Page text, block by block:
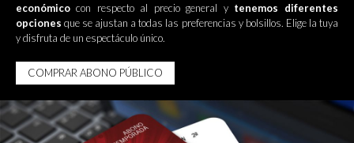
económico con respecto al precio general y tenemos diferentes
opciones que se ajustan a todas las preferencias y bolsillos. Elige la tuya
y disfruta de un espectáculo único.
COMPRAR ABONO PÚBLICO